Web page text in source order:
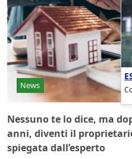
News
Nessuno te lo dice, ma
anni, diventi il
spiegata dall’esperto